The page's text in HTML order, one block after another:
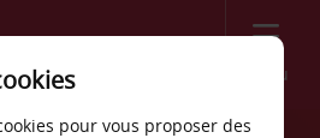
Menu
pour vous proposer des